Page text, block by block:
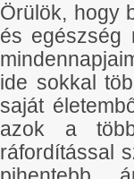
Örülök, hogy
és egészség
ide sokkal
saját
azok a
ráfordítással